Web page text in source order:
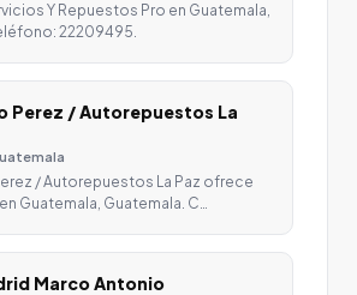
Y Repuestos Pro en Guatemala,
22209495.
Perez / Autorepuestos La
/ Autorepuestos La Paz ofrece
Guatemala, Guatemala. C…
Marco Antonio